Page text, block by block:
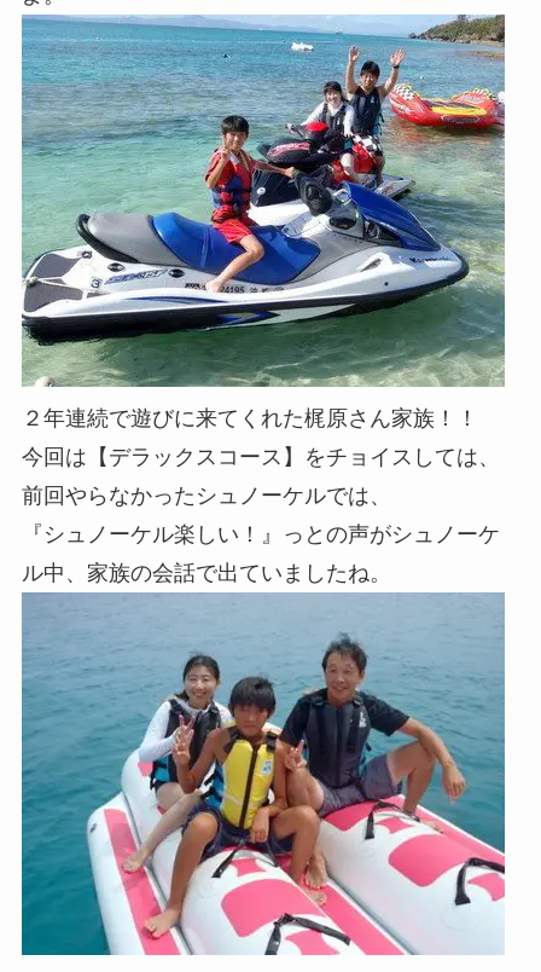
２年連続で遊びに来てくれた梶原さん家族！！
今回は【デラックスコース】をチョイスしては、
前回やらなかったシュノーケルでは、
『シュノーケル楽しい！』っとの声がシュノーケ
ル中、家族の会話で出ていましたね。